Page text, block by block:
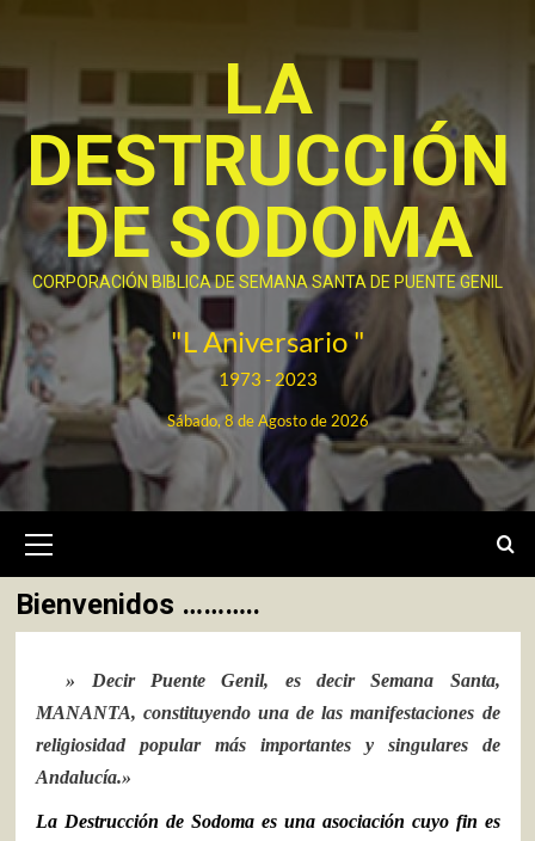
contenido
LA
DESTRUCCIÓN
DE SODOMA
CORPORACIÓN BIBLICA DE SEMANA SANTA DE PUENTE GENIL
"L Aniversario "
1973 - 2023
Sábado, 8 de Agosto de 2026
primario
Bienvenidos ………..
» Decir Puente Genil, es decir Semana Santa,
MANANTA, constituyendo una de las manifestaciones de
religiosidad popular más importantes y singulares de
Andalucía.»
La Destrucción de Sodoma es una asociación cuyo fin es